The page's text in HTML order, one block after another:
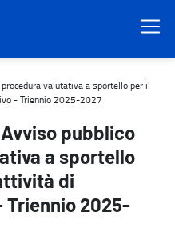
con procedura valutativa
valutativa a sportello per il
- Triennio 2025-2027
Avviso pubblico
a sportello
di
Triennio 2025-